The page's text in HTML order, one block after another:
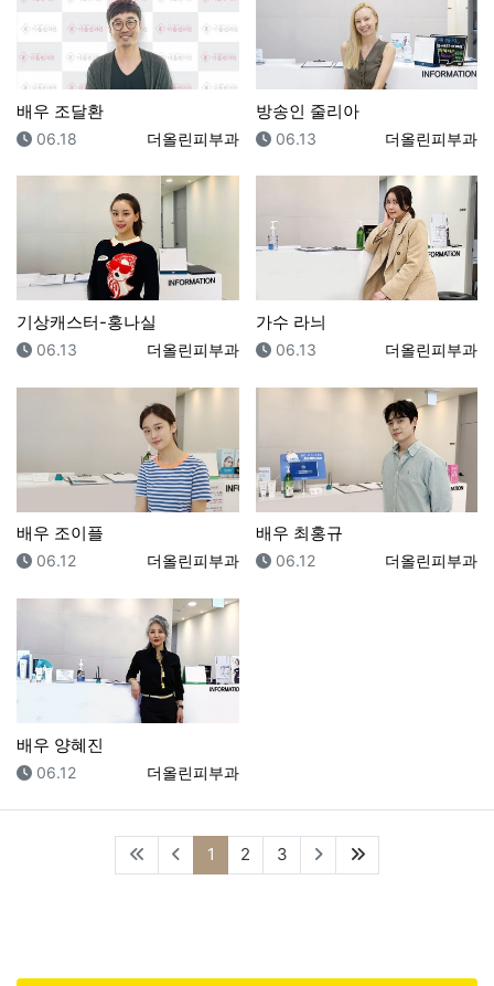
배우 조달환
등록자
더올린피부과
등록일
06.18
방송인 줄리아
등록자
더올린피부과
등록일
06.13
기상캐스터-홍나실
등록자
더올린피부과
등록일
06.13
가수 라늬
등록자
더올린피부과
등록일
06.13
배우 조이플
등록자
더올린피부과
등록일
06.12
배우 최홍규
등록자
더올린피부과
등록일
06.12
배우 양혜진
등록자
더올린피부과
등록일
06.12
1 (current)
2 3 (last)